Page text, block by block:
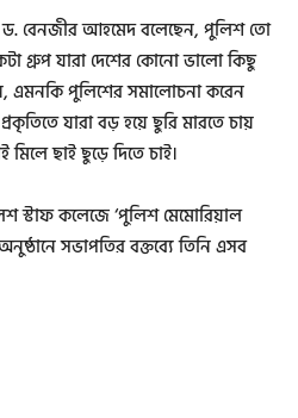
বেনজীর আহমেদ বলেছেন, পুলিশ তো
গ্রুপ যারা দেশের কোনো ভালো কিছু
এমনকি পুলিশের সমালোচনা করেন
যারা বড় হয়ে ছুরি মারতে চায়
ছাই ছুড়ে দিতে চাই।
স্টাফ কলেজে ‘পুলিশ মেমোরিয়াল
সভাপতির বক্তব্যে তিনি এসব